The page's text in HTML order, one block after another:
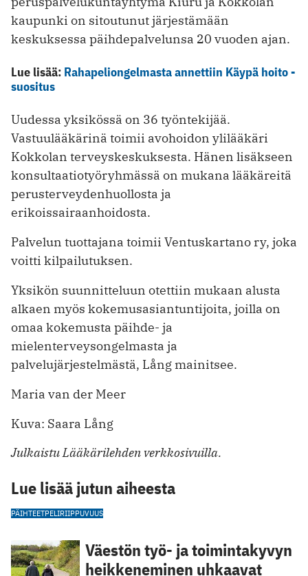
kaupunki on sitoutunut järjestämään
keskuksessa päihdepalvelunsa 20 vuoden ajan.
Lue lisää: Rahapeliongelmasta annettiin Käypä hoito -
suositus
Uudessa yksikössä on 36 työntekijää.
Vastuulääkärinä toimii avohoidon ylilääkäri
Kokkolan terveyskeskuksesta. Hänen lisäkseen
konsultaatiotyöryhmässä on mukana lääkäreitä
perusterveydenhuollosta ja
erikoissairaanhoidosta.
Palvelun tuottajana toimii Ventuskartano ry, joka
voitti kilpailutuksen.
Yksikön suunnitteluun otettiin mukaan alusta
alkaen myös kokemusasiantuntijoita, joilla on
omaa kokemusta päihde- ja
mielenterveysongelmasta ja
palvelujärjestelmästä, Lång mainitsee.
Maria van der Meer
Kuva: Saara Lång
Julkaistu Lääkärilehden verkkosivuilla.
Lue lisää jutun aiheesta
PÄIHTEETPELIRIIPPUVUUS
Väestön työ- ja toimintakyvyn
heikkeneminen uhkaavat